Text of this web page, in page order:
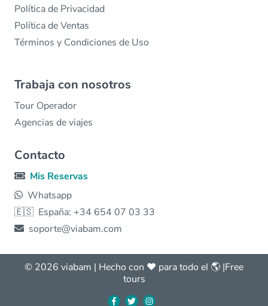
Política de Privacidad
Política de Ventas
Términos y Condiciones de Uso
Trabaja con nosotros
Tour Operador
Agencias de viajes
Contacto
Mis Reservas
Whatsapp
🇪🇸 España: +34 654 07 03 33
soporte@viabam.com
© 2026 viabam | Hecho con ❤️ para todo el 🌎 |Free
tours